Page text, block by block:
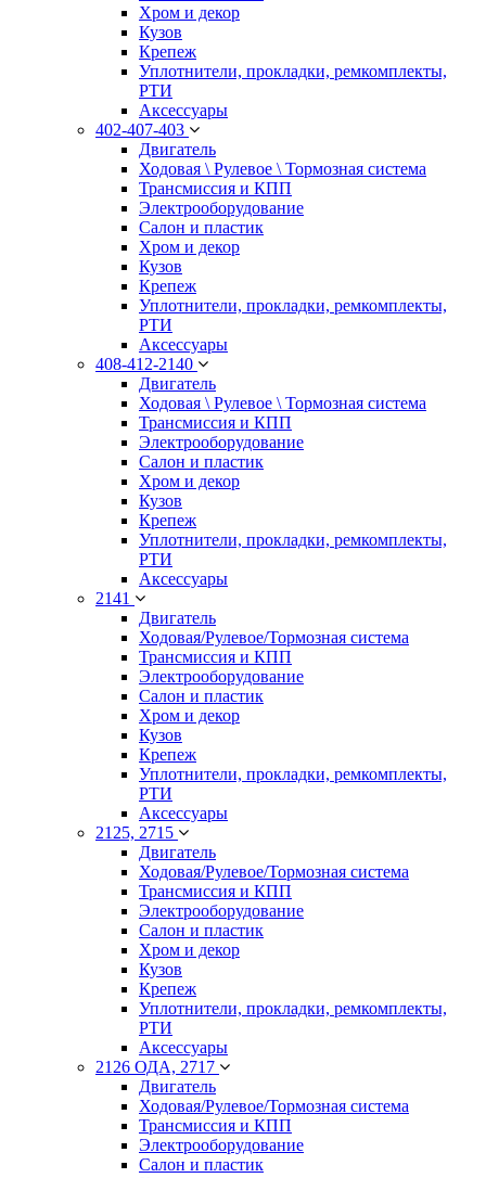
Хром и декор
Кузов
Крепеж
Уплотнители, прокладки, ремкомплекты,
РТИ
Аксессуары
402-407-403
Двигатель
Ходовая \ Рулевое \ Тормозная система
Трансмиссия и КПП
Электрооборудование
Салон и пластик
Хром и декор
Кузов
Крепеж
Уплотнители, прокладки, ремкомплекты,
РТИ
Аксессуары
408-412-2140
Двигатель
Ходовая \ Рулевое \ Тормозная система
Трансмиссия и КПП
Электрооборудование
Салон и пластик
Хром и декор
Кузов
Крепеж
Уплотнители, прокладки, ремкомплекты,
РТИ
Аксессуары
2141
Двигатель
Ходовая/Рулевое/Тормозная система
Трансмиссия и КПП
Электрооборудование
Салон и пластик
Хром и декор
Кузов
Крепеж
Уплотнители, прокладки, ремкомплекты,
РТИ
Аксессуары
2125, 2715
Двигатель
Ходовая/Рулевое/Тормозная система
Трансмиссия и КПП
Электрооборудование
Салон и пластик
Хром и декор
Кузов
Крепеж
Уплотнители, прокладки, ремкомплекты,
РТИ
Аксессуары
2126 ОДА, 2717
Двигатель
Ходовая/Рулевое/Тормозная система
Трансмиссия и КПП
Электрооборудование
Салон и пластик